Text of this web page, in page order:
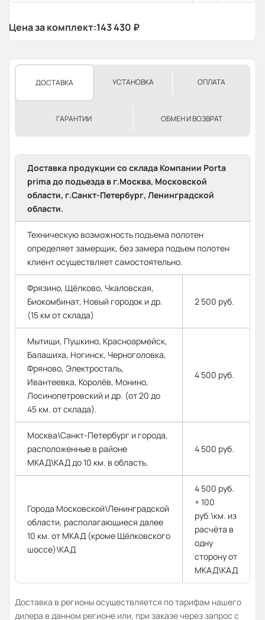
Цена за комплект:143 430 ₽
ДОСТАВКА УСТАНОВКА ОПЛАТА
ГАРАНТИИ ОБМЕН И ВОЗВРАТ
Доставка продукции со склада Компании Porta
prima до подъезда в г.Москва, Московской
области, г.Санкт-Петербург, Ленинградской
области.
Техническую возможность подъема полотен
определяет замерщик, без замера подъем полотен
клиент осуществляет самостоятельно.
Фрязино, Щёлково, Чкаловская,
Биокомбинат, Новый городок и др.
(15 км от склада)
2 500 руб.
Мытищи, Пушкино, Красноармейск,
Балашиха, Ногинск, Черноголовка,
Фряново, Электросталь,
Ивантеевка, Королёв, Монино,
Лосинопетровский и др. (от 20 до
45 км. от склада).
4 500 руб.
Москва\Санкт-Петербург и города,
расположенные в районе
МКАД\КАД до 10 км. в область.
4 500 руб.
Города Московской\Ленинградской
области, располагающиеся далее
10 км. от МКАД (кроме Щёлковского
шоссе)\КАД
4 500 руб.
+ 100
руб.\км. из
расчёта в
одну
сторону от
МКАД\КАД
Доставка в регионы осуществляется по тарифам нашего
дилера в данном регионе или, при заказе через запрос с